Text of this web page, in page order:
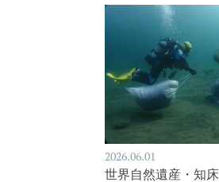
2026.06.01
世界自然遺産・知